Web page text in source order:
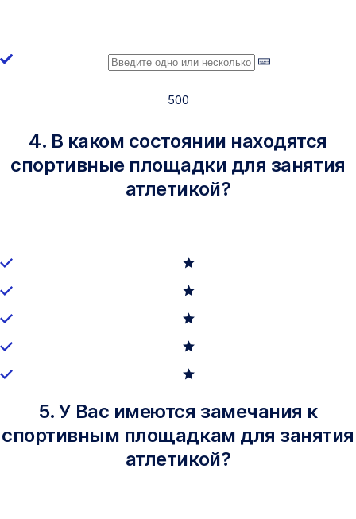
500
4. В каком состоянии находятся
спортивные площадки для занятия
атлетикой?
5. У Вас имеются замечания к
спортивным площадкам для занятия
атлетикой?